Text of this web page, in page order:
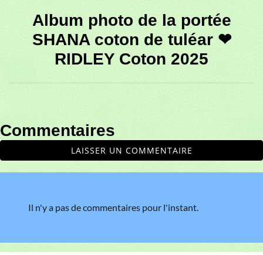
Album photo de la portée
SHANA coton de tuléar ❤
RIDLEY Coton 2025
Commentaires
LAISSER UN COMMENTAIRE
Il n'y a pas de commentaires pour l'instant.